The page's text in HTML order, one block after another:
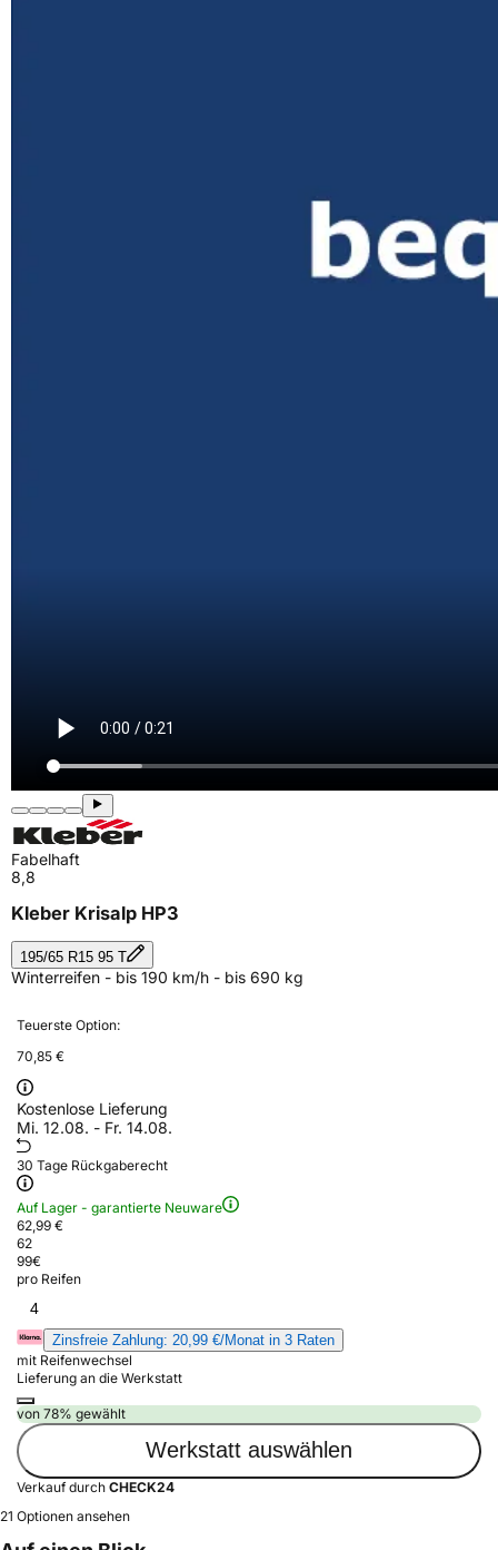
Fabelhaft
8,8
Kleber Krisalp HP3
195/65 R15 95 T
Winterreifen - bis 190 km/h - bis 690 kg
Teuerste Option:
70,85 €
Kostenlose Lieferung
Mi. 12.08. - Fr. 14.08.
30 Tage Rückgaberecht
Auf Lager - garantierte Neuware
62,99 €
62
99€
pro Reifen
4
Zinsfreie Zahlung: 20,99 €/Monat in 3 Raten
mit Reifenwechsel
Lieferung an die Werkstatt
von 78% gewählt
Werkstatt auswählen
Verkauf durch CHECK24
21 Optionen ansehen